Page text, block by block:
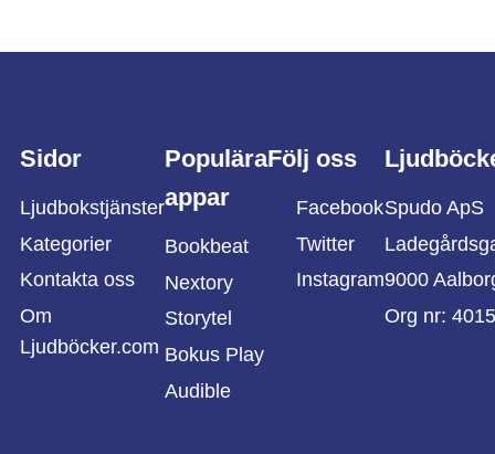
Sidor
Ljudbokstjänster
Kategorier
Kontakta oss
Om
Ljudböcker.com
Populära
appar
Bookbeat
Nextory
Storytel
Bokus Play
Audible
Följ oss
Facebook
Twitter
Instagram
Spudo ApS
9000
Org nr: